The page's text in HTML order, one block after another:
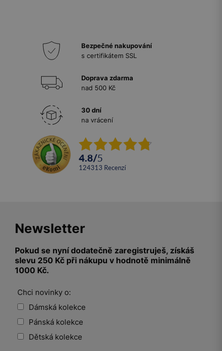
Bezpečné nakupování
s certifikátem SSL
Doprava zdarma
nad 500 Kč
30 dní
na vrácení
4.8/5
124313 recenzí
Newsletter
Pokud se nyní dodatečně zaregistruješ, získáš
slevu 250 Kč při nákupu v hodnotě minimálně
1000 Kč.
Chci novinky o:
Dámská kolekce
Pánská kolekce
Dětská kolekce